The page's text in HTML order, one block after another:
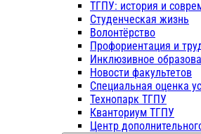
ТГПУ: история и
Студенческая жизнь
Волонтёрство
Профориентация и
Инклюзивное
Новости факультетов
Специальная оценка
Технопарк ТГПУ
Кванториум ТГПУ
Центр